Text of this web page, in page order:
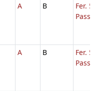
A B
Fer. 5
A B
Fer. 5